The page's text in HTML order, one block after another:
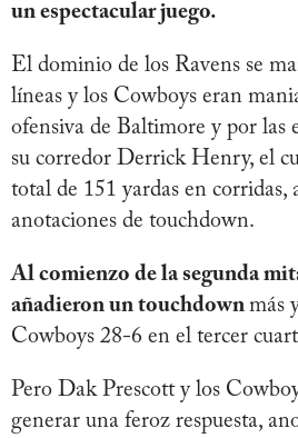
un espectacular juego.
El dominio de los Ravens se
líneas y los Cowboys eran
ofensiva de Baltimore y por las
su corredor Derrick Henry, el
total de 151 yardas en corridas,
anotaciones de touchdown.
Al comienzo de la segunda
añadieron un touchdown más
Cowboys 28-6 en el tercer
Pero Dak Prescott y los
generar una feroz respuesta,